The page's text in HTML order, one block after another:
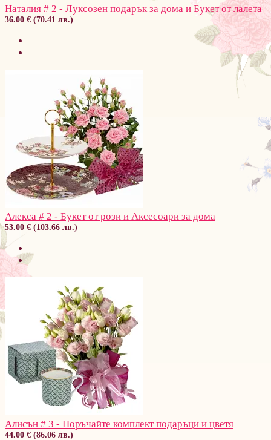
Наталия # 2 - Луксозен подарък за дома и Букет от лалета
36.00 € (70.41 лв.)
Алекса # 2 - Букет от рози и Аксесоари за дома
53.00 € (103.66 лв.)
Алисън # 3 - Поръчайте комплект подаръци и цветя
44.00 € (86.06 лв.)